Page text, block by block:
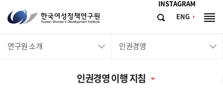
INSTAGRAM
ENG
한
국
여
검
체
연구원 소개 인권경영
인권경영 이행 지침